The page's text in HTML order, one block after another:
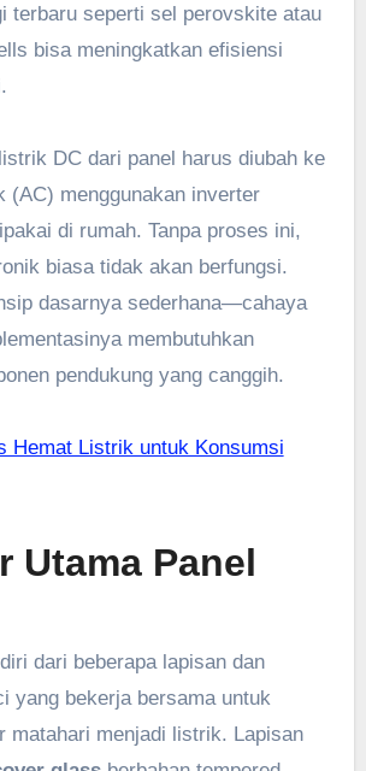
terbaru seperti sel perovskite atau
bisa meningkatkan efisiensi
DC dari panel harus diubah ke
(AC) menggunakan inverter
di rumah. Tanpa proses ini,
biasa tidak akan berfungsi.
dasarnya sederhana—cahaya
membutuhkan
pendukung yang canggih.
Hemat Listrik untuk Konsumsi
Utama Panel
dari beberapa lapisan dan
yang bekerja bersama untuk
matahari menjadi listrik. Lapisan